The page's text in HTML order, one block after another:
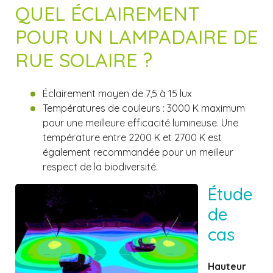
QUEL ÉCLAIREMENT
POUR UN LAMPADAIRE DE
RUE SOLAIRE ?
Éclairement moyen de 7,5 à 15 lux
Températures de couleurs : 3000 K maximum
pour une meilleure efficacité lumineuse. Une
température entre 2200 K et 2700 K est
également recommandée pour un meilleur
respect de la biodiversité.
Étude
de
cas
Hauteur